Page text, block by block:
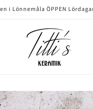
i Lönnemåla ÖPPEN